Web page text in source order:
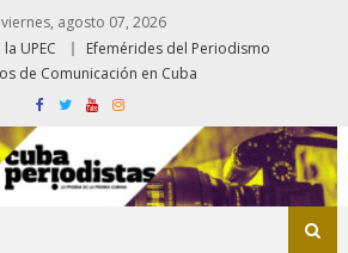
viernes, agosto 07, 2026
UPEC
Efemérides del Periodismo
de Comunicación en Cuba